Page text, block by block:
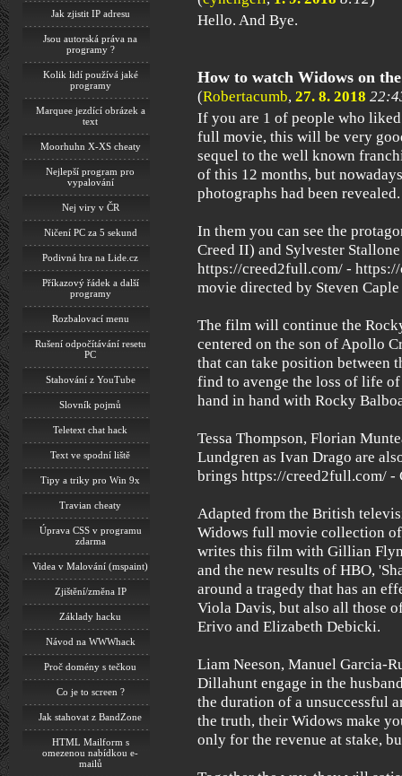
Jak zjistit IP adresu
Jsou autorská práva na
programy ?
Kolik lidí používá jaké
programy
Marquee jezdící obrázek a
text
Moorhuhn X-XS cheaty
Nejlepší program pro
vypalování
Nej viry v ČR
Ničení PC za 5 sekund
Podivná hra na Lide.cz
Příkazový řádek a další
programy
Rozbalovací menu
Rušení odpočítávání resetu
PC
Stahování z YouTube
Slovník pojmů
Teletext chat hack
Text ve spodní liště
Tipy a triky pro Win 9x
Travian cheaty
Úprava CSS v programu
zdarma
Videa v Malování (mspaint)
Zjištění/změna IP
Základy hacku
Návod na WWWhack
Proč domény s tečkou
Co je to screen ?
Jak stahovat z BandZone
HTML Mailform s
omezenou nabídkou e-
mailů
Hello. And Bye.
How to watch Widows on
(Robertacumb, 27. 8. 2018
If you are 1 of people who
full movie, this will be very
sequel to the well known
of this 12 months, but
photographs had been revealed.
In them you can see the
Creed II) and Sylvester
https://creed2full.com/ -
movie directed by Steven Caple
The film will continue the
centered on the son of Apollo
that can take position between
find to avenge the loss of life
hand in hand with Rocky
Tessa Thompson, Florian
Lundgren as Ivan Drago are
brings https://creed2full.com/ -
Adapted from the British
Widows full movie collection
writes this film with Gillian
and the new results of HBO,
around a tragedy that has an
Viola Davis, but also all those
Erivo and Elizabeth Debicki.
Liam Neeson, Manuel Garcia-
Dillahunt engage in the
the duration of a unsuccessful
the truth, their Widows make
only for the revenue at stake,